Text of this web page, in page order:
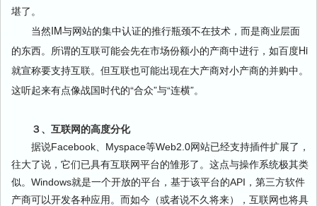
堪了。
当然IM与网站的集中认证的推行瓶颈不在技术，而是商业层面
的东西。所谓的互联可能会先在市场份额小的产商中进行，如百度Hi
就宣称要支持互联。但互联也可能出现在大产商对小产商的并购中。
这听起来有点像战国时代的“合众”与“连横”。
３、互联网的高度分化
据说Facebook、Myspace等Web2.0网站已经支持插件扩展了，
往大了说，它们已具有互联网平台的雏形了。这点与操作系统极其类
似。Windows就是一个开放的平台，基于该平台的API，第三方软件
产商可以开发各种应用。而如今（或者说不久将来），互联网也将具